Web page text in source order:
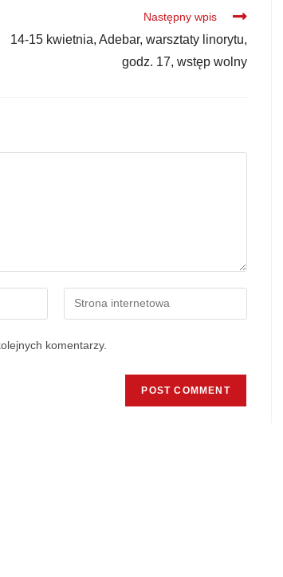
Następny wpis
14-15 kwietnia, Adebar, warsztaty linorytu,
godz. 17, wstęp wolny
komentarzy.